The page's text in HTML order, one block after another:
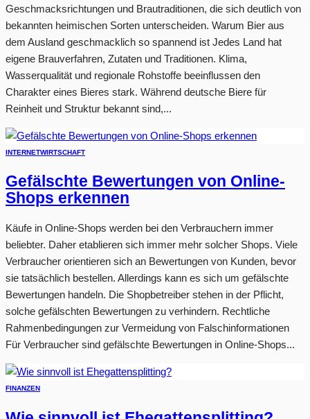
Geschmacksrichtungen und Brautraditionen, die sich deutlich von
bekannten heimischen Sorten unterscheiden. Warum Bier aus
dem Ausland geschmacklich so spannend ist Jedes Land hat
eigene Brauverfahren, Zutaten und Traditionen. Klima,
Wasserqualität und regionale Rohstoffe beeinflussen den
Charakter eines Bieres stark. Während deutsche Biere für
Reinheit und Struktur bekannt sind,...
INTERNETWIRTSCHAFT
Gefälschte Bewertungen von Online-
Shops erkennen
Käufe in Online-Shops werden bei den Verbrauchern immer
beliebter. Daher etablieren sich immer mehr solcher Shops. Viele
Verbraucher orientieren sich an Bewertungen von Kunden, bevor
sie tatsächlich bestellen. Allerdings kann es sich um gefälschte
Bewertungen handeln. Die Shopbetreiber stehen in der Pflicht,
solche gefälschten Bewertungen zu verhindern. Rechtliche
Rahmenbedingungen zur Vermeidung von Falschinformationen
Für Verbraucher sind gefälschte Bewertungen in Online-Shops...
FINANZEN